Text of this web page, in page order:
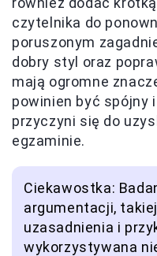
czytelnika do
poruszonym
dobry styl oraz
mają ogromne
powinien być spójny
przyczyni się do
egzaminie.
Ciekawostka:
argumentacji,
uzasadnienia i
wykorzystywana